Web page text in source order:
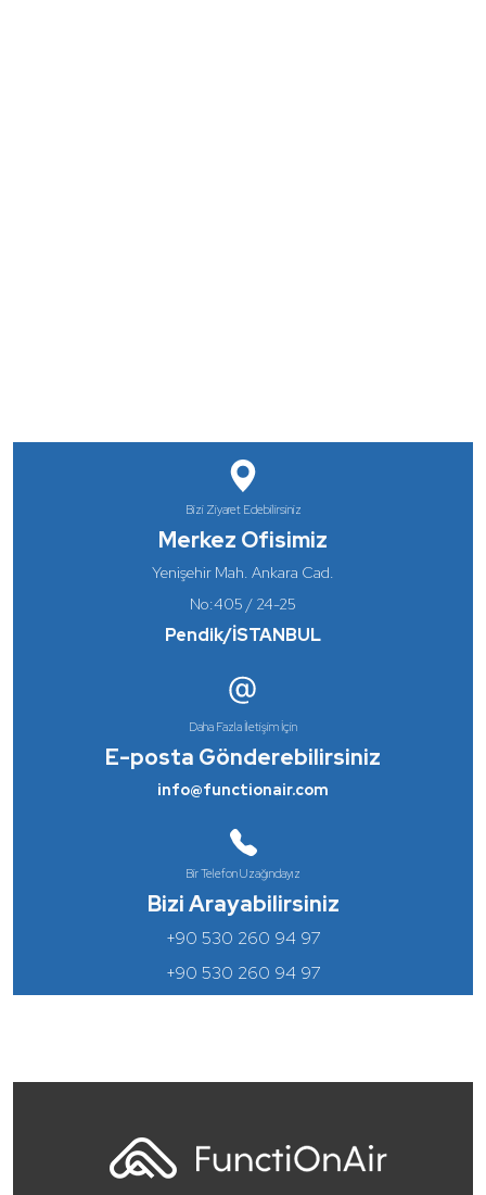
Bizi Ziyaret Edebilirsiniz
Merkez Ofisimiz
Yenişehir Mah. Ankara Cad.
No:405 / 24-25
Pendik/İSTANBUL
Daha Fazla İletişim İçin
E-posta Gönderebilirsiniz
info@functionair.com
Bir Telefon Uzağındayız
Bizi Arayabilirsiniz
+90 530 260 94 97
+90 530 260 94 97